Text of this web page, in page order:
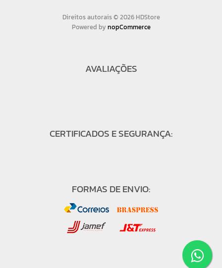
Direitos autorais © 2026 HDStore
Powered bynopCommerce
AVALIAÇÕES
CERTIFICADOS E SEGURANÇA:
FORMAS DE ENVIO: